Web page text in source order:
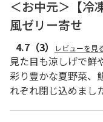
＜お中元＞【
風ゼリー寄せ
4.7 （3） レビューを見
見た目も涼しげで鮮
彩り豊かな夏野菜、
れぞれ閉じ込めまし